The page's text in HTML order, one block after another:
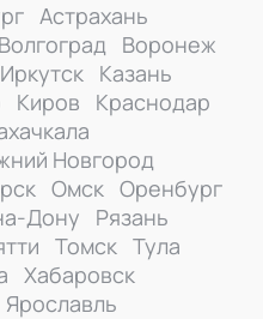
Астрахань
Волгоград Воронеж
Иркутск Казань
Киров
Краснодар
Новгород
Омск Оренбург
Дону
Рязань
Томск Тула
Хабаровск
Ярославль